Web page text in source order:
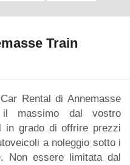
Train
Rental di Annemasse
massimo dal vostro
in grado di offrire prezzi
a noleggio sotto i
Non essere limitata dal